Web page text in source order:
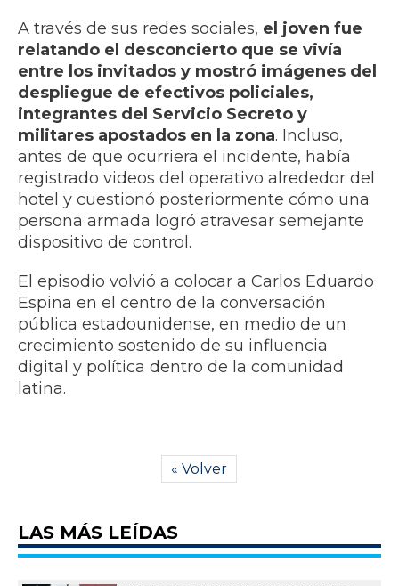
A través de sus redes sociales, el joven fue
relatando el desconcierto que se vivía
entre los invitados y mostró imágenes del
despliegue de efectivos policiales,
integrantes del Servicio Secreto y
militares apostados en la zona. Incluso,
antes de que ocurriera el incidente, había
registrado videos del operativo alrededor del
hotel y cuestionó posteriormente cómo una
persona armada logró atravesar semejante
dispositivo de control.
El episodio volvió a colocar a Carlos Eduardo
Espina en el centro de la conversación
pública estadounidense, en medio de un
crecimiento sostenido de su influencia
digital y política dentro de la comunidad
latina.
« Volver
LAS MÁS LEÍDAS